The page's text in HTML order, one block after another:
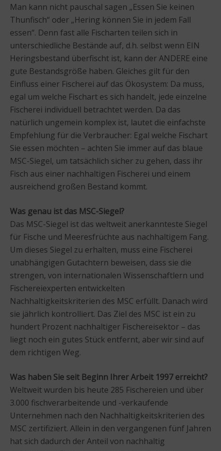
Man kann nicht pauschal sagen „Essen Sie keinen
Thunfisch“ oder „Hering können Sie in jedem Fall
essen“. Denn fast alle Fischarten teilen sich in
unterschiedliche Bestände auf, d.h. selbst wenn EIN
Heringsbestand überfischt ist, kann der ANDERE eine
gute Bestandsgröße haben. Gleiches gilt für den
Einfluss einer Fischerei auf das Ökosystem: Da muss,
egal um welche Fischart es sich handelt, jede einzelne
Fischerei individuell betrachtet werden. Da das
natürlich ungemein komplex ist, lautet die einfachste
Empfehlung für die Verbraucher: Egal welche Fischart
Sie essen möchten – achten Sie immer auf das blaue
MSC-Siegel, um tatsächlich sicher zu gehen, dass ihr
Fisch aus einer nachhaltigen Fischerei und einem
ausreichend großen Bestand kommt.
Was genau ist das MSC-Siegel?
Das MSC-Siegel ist das weltweit anerkannteste Siegel
für Fische und Meeresfrüchte aus nachhaltigem Fang.
Um dieses Siegel zu erhalten, muss eine Fischerei
unabhängigen Gutachtern beweisen, dass sie die
strengen, von internationalen Wissenschaftlern und
Fischereiexperten entwickelten
Nachhaltigkeitskriterien des MSC erfüllt. Danach wird
sie jährlich kontrolliert. Das Ziel des MSC ist ein zu
hundert Prozent nachhaltiger Fischereisektor – das
liegt noch ein gutes Stück entfernt, aber wir sind auf
dem richtigen Weg.
Was haben Sie seit Beginn Ihrer Arbeit 1997 erreicht?
Weltweit wurden bis heute 285 Fischereien und über
3.000 fischverarbeitende und -verkaufende
Unternehmen nach den Nachhaltigkeitskriterien des
MSC zertifiziert. Allein in den vergangenen fünf Jahren
hat sich dadurch der Anteil von nachhaltig